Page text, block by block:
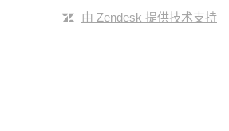
由 Zendesk 提供技术支持